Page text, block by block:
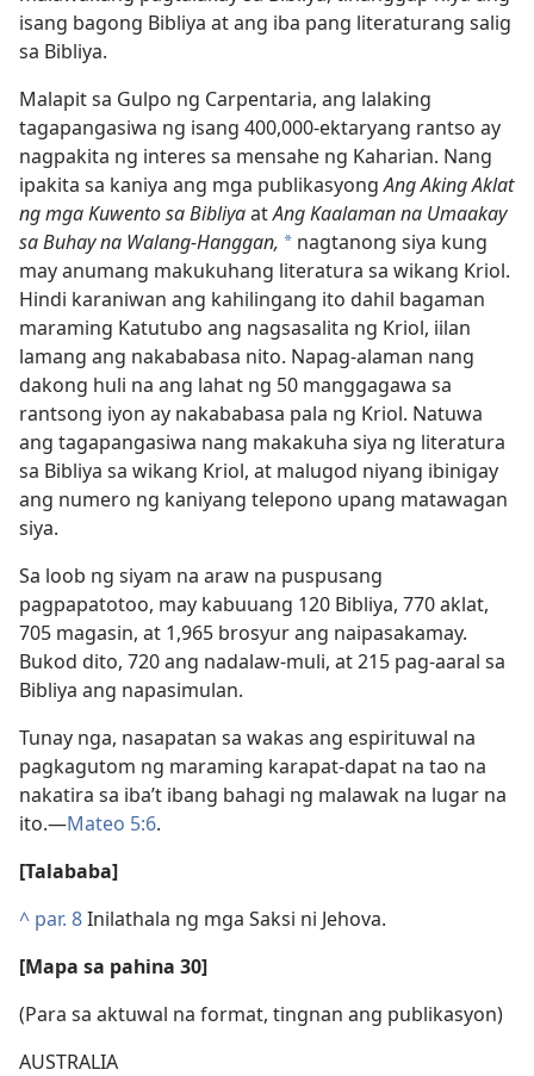
isang bagong Bibliya at ang iba pang literaturang salig
sa Bibliya.
Malapit sa Gulpo ng Carpentaria, ang lalaking
tagapangasiwa ng isang 400,000-ektaryang rantso ay
nagpakita ng interes sa mensahe ng Kaharian. Nang
ipakita sa kaniya ang mga publikasyongAng Aking Aklat
ng mga Kuwento sa BibliyaatAng Kaalaman na Umaakay
sa Buhay na Walang-Hanggan, * nagtanong siya kung
may anumang makukuhang literatura sa wikang Kriol.
Hindi karaniwan ang kahilingang ito dahil bagaman
maraming Katutubo ang nagsasalita ng Kriol, iilan
lamang ang nakababasa nito. Napag-alaman nang
dakong huli na ang lahat ng 50 manggagawa sa
rantsong iyon ay nakababasa pala ng Kriol. Natuwa
ang tagapangasiwa nang makakuha siya ng literatura
sa Bibliya sa wikang Kriol, at malugod niyang ibinigay
ang numero ng kaniyang telepono upang matawagan
siya.
Sa loob ng siyam na araw na puspusang
pagpapatotoo, may kabuuang 120 Bibliya, 770 aklat,
705 magasin, at 1,965 brosyur ang naipasakamay.
Bukod dito, 720 ang nadalaw-muli, at 215 pag-aaral sa
Bibliya ang napasimulan.
Tunay nga, nasapatan sa wakas ang espirituwal na
pagkagutom ng maraming karapat-dapat na tao na
nakatira sa iba’t ibang bahagi ng malawak na lugar na
ito.​—Mateo 5:6.
[Talababa]
^ par. 8Inilathala ng mga Saksi ni Jehova.
[Mapa sa pahina 30]
(Para sa aktuwal na format, tingnan ang publikasyon)
AUSTRALIA